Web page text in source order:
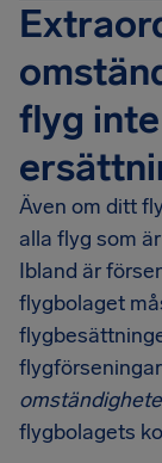
flyg inte
Även om ditt
alla flyg som
Ibland är
flygbolaget
flygbolagets